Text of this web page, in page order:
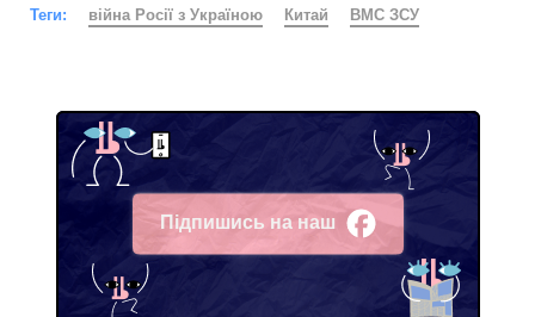
Теги: війна Росії з Україною Китай ВМС ЗСУ
Підпишись на наш
Facebook